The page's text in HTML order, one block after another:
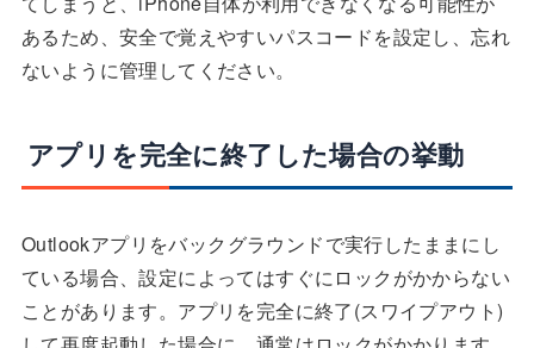
あるため、安全で覚えやすいパスコードを設定し、忘れ
ないように管理してください。
アプリを完全に終了した場合の挙動
Outlookアプリをバックグラウンドで実行したままにし
ている場合、設定によってはすぐにロックがかからない
ことがあります。アプリを完全に終了(スワイプアウト)